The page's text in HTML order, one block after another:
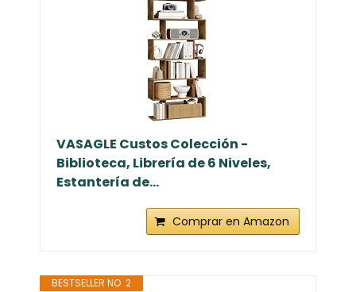
VASAGLE Custos Colección -
Biblioteca, Librería de 6 Niveles,
Estantería de...
Comprar en Amazon
BESTSELLER NO. 2